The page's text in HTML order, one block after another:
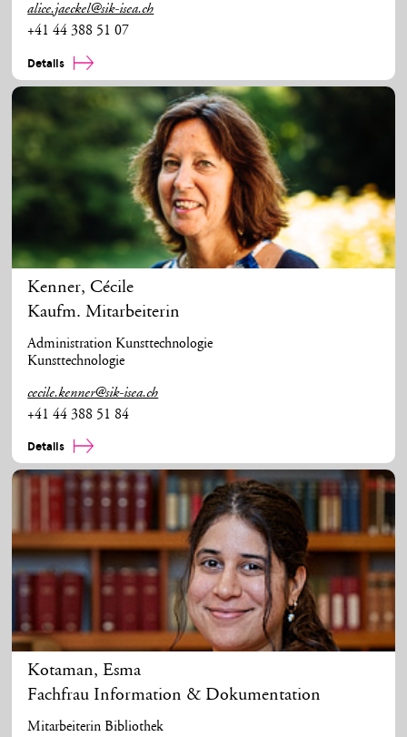
alice.jaeckel@sik-isea.ch
+41 44 388 51 07
Details
Kenner,Cécile
Kaufm. Mitarbeiterin
Administration Kunsttechnologie
Kunsttechnologie
cecile.kenner@sik-isea.ch
+41 44 388 51 84
Details
Kotaman,Esma
Fachfrau Information & Dokumentation
Mitarbeiterin Bibliothek